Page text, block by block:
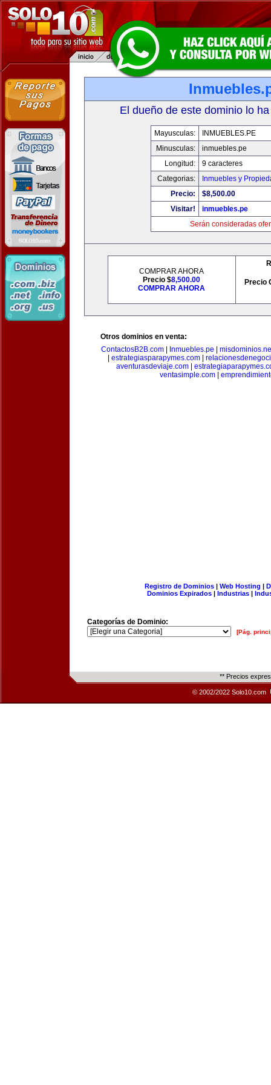
El dueño de este dominio lo
Mayusculas:
INMUEBLES.PE
Minusculas:
inmuebles.pe
Longitud:
9 caracteres
Categorias:
Inmuebles y
Precio:
$8,500.00
Visitar!
inmuebles.pe
Serán consideradas
COMPRAR AHORA
Precio $8,500.00
COMPRAR AHORA
Precio
Otros dominios en venta:
ContactosB2B.com
Inmuebles.pe
estrategiasparapymes.com
aventurasdeviaje.com|
ventasimple.com|
Registro de Dominios| Web Hosting |
Dominios Expirados | Industrias |
Categorías de Dominio:
[Pág.
** Precios
© 2002/2022 Solo10.com